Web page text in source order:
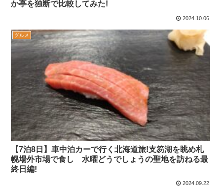
か亭を独断で比較してみた!
2024.10.06
グルメ
【7泊8日】車中泊カーで行く北海道旅!支笏湖を眺め札
幌場外市場で食し 水曜どうでしょうの聖地を訪ねる最
終日編!
2024.09.22